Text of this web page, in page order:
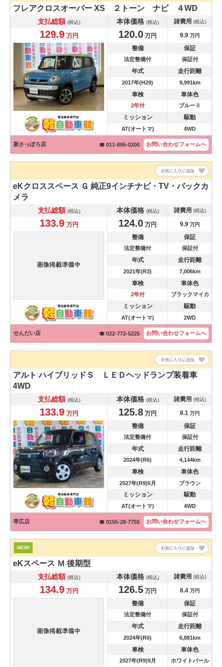
フレアクロスオーバー XS ２トーン ナビ ４WD
支払総額 (税込) 本体価格 (税込) 諸費用 (税込)
129.9 万円 120.0 万円 9.9 万円
整備 保証
法定整備付 保証付
年式 走行距離
2017年(H29) 9,991km
車検 車体色
2年付 ブルーⅡ
ミッション 駆動
AT(オートマ) 4WD
新さっぽろ店 ☎ 011-895-0200 お問い合わせフォームへ
eKクロススペース Ｇ 純正9インチナビ・TV・バックカ
メラ
支払総額 (税込) 本体価格 (税込) 諸費用 (税込)
133.9 万円 124.0 万円 9.9 万円
整備 保証
法定整備付 保証付
年式 走行距離
2021年(R3) 7,006km
車検 車体色
2年付 ブラックマイカ
ミッション 駆動
AT(オートマ) 2WD
せんだい店 ☎ 022-772-5225 お問い合わせフォームへ
アルトハイブリッドＳ ＬＥＤヘッドランプ装着車
4WD
支払総額 (税込) 本体価格 (税込) 諸費用 (税込)
133.9 万円 125.8 万円 8.1 万円
整備 保証
法定整備付 保証付
年式 走行距離
2024年(R6) 4,144km
車検 車体色
2027年(R9)5月 ブラウン
ミッション 駆動
AT(オートマ) 4WD
帯広店 ☎ 0155-28-7755 お問い合わせフォームへ
NEW!
eKスペース Ｍ 後期型
支払総額 (税込) 本体価格 (税込) 諸費用 (税込)
134.9 万円 126.5 万円 8.4 万円
整備 保証
法定整備付 保証付
年式 走行距離
2024年(R6) 6,881km
車検 車体色
2027年(R9)9月 ホワイトパール